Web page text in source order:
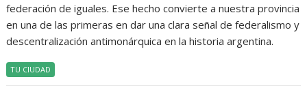
federación de iguales. Ese hecho convierte a nuestra provincia
en una de las primeras en dar una clara señal de federalismo y
descentralización antimonárquica en la historia argentina.
TU CIUDAD